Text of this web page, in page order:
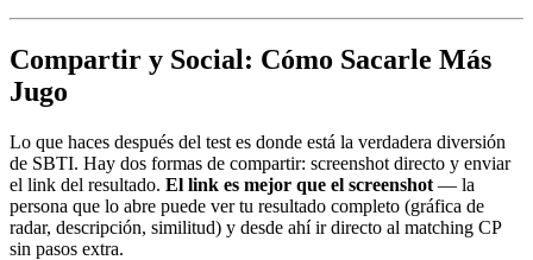
Compartir y Social: Cómo Sacarle Más
Jugo
Lo que haces después del test es donde está la verdadera diversión
de SBTI. Hay dos formas de compartir: screenshot directo y enviar
el link del resultado. El link es mejor que el screenshot — la
persona que lo abre puede ver tu resultado completo (gráfica de
radar, descripción, similitud) y desde ahí ir directo al matching CP
sin pasos extra.